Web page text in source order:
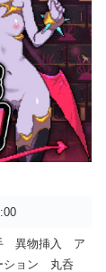
異物挿入 ア
ション 丸呑